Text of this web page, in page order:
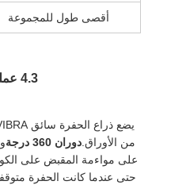
أقصى طول للمجموعة
4.3 عملية التراكم خطوة بخطوة
من الأوراق.دوران 360 درجة
على مواءمة المقبض على
حتى عندما كانت الحفرة